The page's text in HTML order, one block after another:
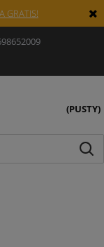
GRATIS!
(PUSTY)